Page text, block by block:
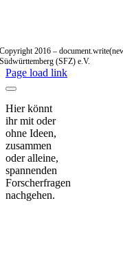
Copyright 2016 –
Südwürttemberg (SFZ) e.V.
Page load link
Hier könnt
ihr mit oder
ohne Ideen,
zusammen
oder alleine,
spannenden
Forscherfragen
nachgehen.